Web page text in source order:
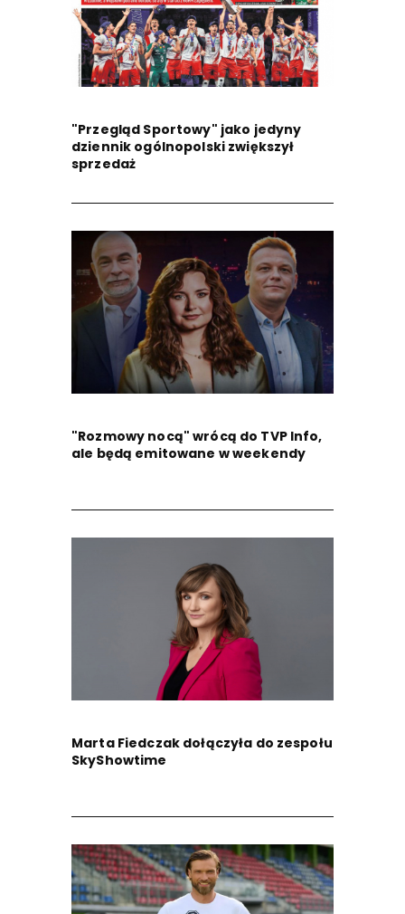
"Przegląd Sportowy" jako jedyny
dziennik ogólnopolski zwiększył
sprzedaż
"Rozmowy nocą" wrócą do TVP Info,
ale będą emitowane w weekendy
Marta Fiedczak dołączyła do zespołu
SkyShowtime